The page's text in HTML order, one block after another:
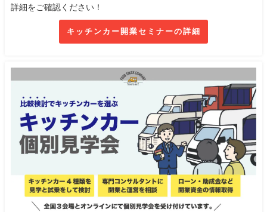
詳細をご確認ください！
キッチンカー開業セミナーの詳細